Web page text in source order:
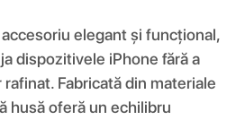
elegant și funcțional,
dispozitivele iPhone fără a
Fabricată din materiale
husă oferă un echilibru